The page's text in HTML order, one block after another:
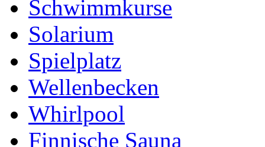
Schwimmkurse
Solarium
Spielplatz
Wellenbecken
Whirlpool
Finnische Sauna